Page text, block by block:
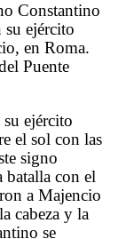
Constantino
su ejército
en Roma.
Puente
ejército
el sol con las
signo
batalla con el
a Majencio
cabeza y la
se